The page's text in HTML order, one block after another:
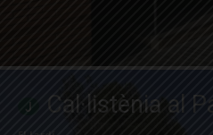
Cal·listènia al